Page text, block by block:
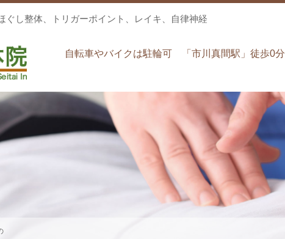
ぐし整体、トリガーポイント、レイキ、自律神経
自転車やバイクは駐輪可 「市川真間駅」徒歩0分